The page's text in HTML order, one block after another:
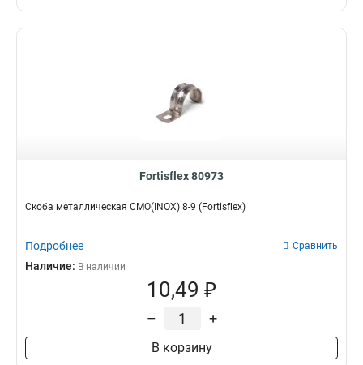
Fortisflex 80973
Скоба металлическая СМО(INOX) 8-9 (Fortisflex)
Подробнее Сравнить
Наличие: В наличии
10,49 ₽
– +
В корзину